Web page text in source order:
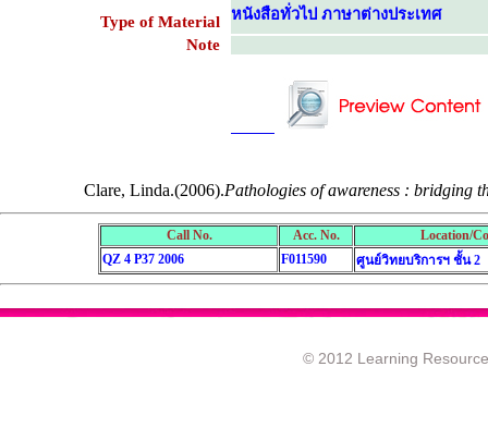
Type of Material
หนังสือทั่วไป ภาษาต่างประเทศ
Note
Clare, Linda.(2006).Pathologies of awareness : bridging
Call No. Acc. No.
Location/
QZ 4 P37 2006
F011590 ศูนย์วิทยบริการฯ ชั้น 2
© 2012 Learning